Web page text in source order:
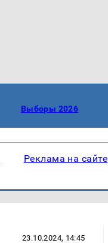
Выборы 2026
Реклама на сайте
23.10.2024, 14:45